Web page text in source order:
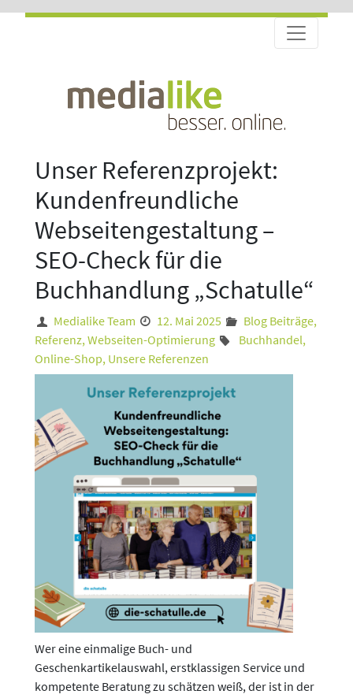
Unser Referenzprojekt:
Kundenfreundliche
Webseitengestaltung –
SEO-Check für die
Buchhandlung „Schatulle“
Medialike Team 12. Mai 2025 Blog Beiträge,
Referenz,Webseiten-Optimierung Buchhandel,
Online-Shop, Unsere Referenzen
Wer eine einmalige Buch- und
Geschenkartikelauswahl, erstklassigen Service und
kompetente Beratung zu schätzen weiß, der ist in der